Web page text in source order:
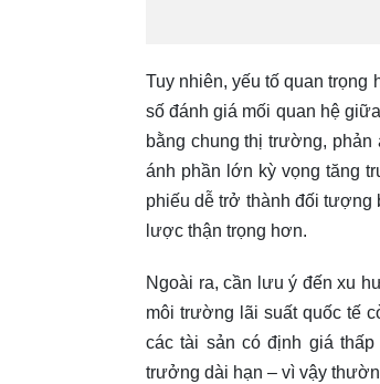
Tuy nhiên, yếu tố quan
số đánh giá mối quan hệ
bằng chung thị trường,
ánh phần lớn kỳ vọng tăng
phiếu dễ trở thành đối tượng
lược thận trọng hơn.
Ngoài ra, cần lưu ý đến xu
môi trường lãi suất quốc tế
các tài sản có định giá
trưởng dài hạn – vì vậy